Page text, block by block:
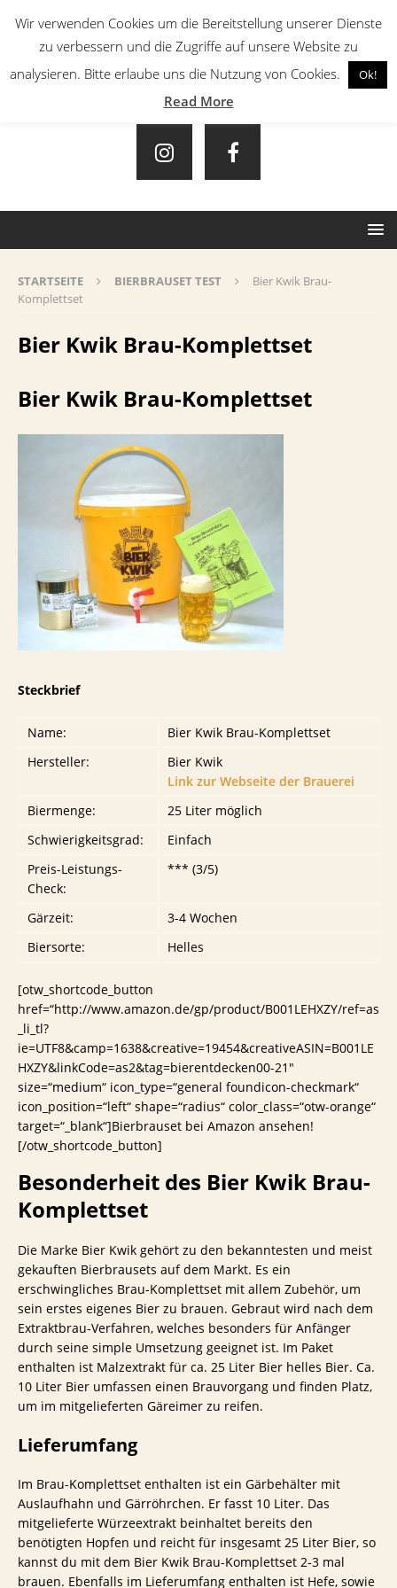
STARTSEITE BIERBRAUSET TEST
Bier Kwik Brau-
Komplettset
Bier Kwik Brau-Komplettset
Bier Kwik Brau-Komplettset
Steckbrief
Name:
Bier Kwik Brau-Komplettset
Hersteller:
Bier Kwik
Link zur Webseite der Brauerei
Biermenge:
25 Liter möglich
Schwierigkeitsgrad:
Einfach
Preis-Leistungs-
Check:
*** (3/5)
Gärzeit:
3-4 Wochen
Biersorte:
Helles
[otw_shortcode_button
href=“http://www.amazon.de/gp/product/B001LEHXZY/ref=as
_li_tl?
ie=UTF8&camp=1638&creative=19454&creativeASIN=B001LE
HXZY&linkCode=as2&tag=bierentdecken00-21″
size=“medium“ icon_type=“general foundicon-checkmark“
icon_position=“left“ shape=“radius“ color_class=“otw-orange“
target=“_blank“]Bierbrauset bei Amazon ansehen!
[/otw_shortcode_button]
Besonderheit des Bier Kwik Brau-
Komplettset
Die Marke Bier Kwik gehört zu den bekanntesten und meist
gekauften Bierbrausets auf dem Markt. Es ein
erschwingliches Brau-Komplettset mit allem Zubehör, um
sein erstes eigenes Bier zu brauen. Gebraut wird nach dem
Extraktbrau-Verfahren, welches besonders für Anfänger
durch seine simple Umsetzung geeignet ist. Im Paket
enthalten ist Malzextrakt für ca. 25 Liter Bier helles Bier. Ca.
10 Liter Bier umfassen einen Brauvorgang und finden Platz,
um im mitgelieferten Gäreimer zu reifen.
Lieferumfang
Im Brau-Komplettset enthalten ist ein Gärbehälter mit
Auslaufhahn und Gärröhrchen. Er fasst 10 Liter. Das
mitgelieferte Würzeextrakt beinhaltet bereits den
benötigten Hopfen und reicht für insgesamt 25 Liter Bier, so
kannst du mit dem Bier Kwik Brau-Komplettset 2-3 mal
brauen. Ebenfalls im Lieferumfang enthalten ist Hefe, sowie
Wir verwenden Cookies um die Bereitstellung unserer Dienste
zu verbessern und die Zugriffe auf unsere Website zu
analysieren. Bitte erlaube uns die Nutzung von Cookies.
Ok!
Read More